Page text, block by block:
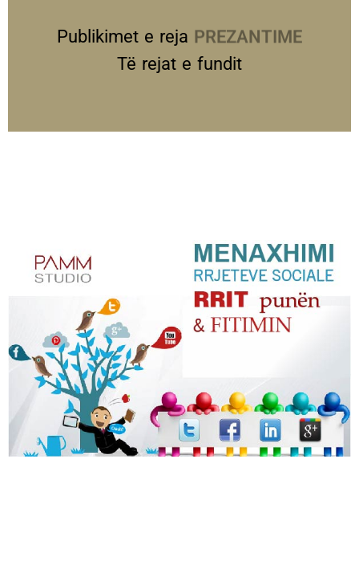
Publikimet e reja PREZANTIME
Të rejat e fundit